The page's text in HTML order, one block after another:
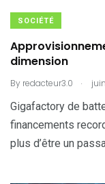
SOCIÉTÉ
dimension
By redacteur3.0 .
Gigafactory de
financements
plus d’être un